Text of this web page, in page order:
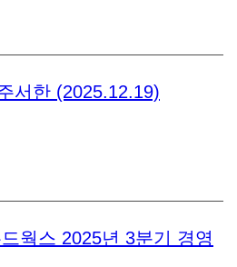
서한 (2025.12.19)
웍스 2025년 3분기 경영